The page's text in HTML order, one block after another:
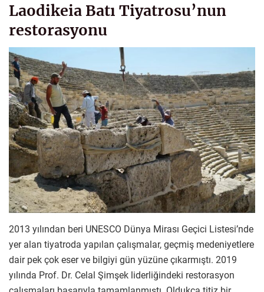
Laodikeia Batı Tiyatrosu’nun
restorasyonu
2013 yılından beri UNESCO Dünya Mirası Geçici Listesi’nde
yer alan tiyatroda yapılan çalışmalar, geçmiş medeniyetlere
dair pek çok eser ve bilgiyi gün yüzüne çıkarmıştı. 2019
yılında Prof. Dr. Celal Şimşek liderliğindeki restorasyon